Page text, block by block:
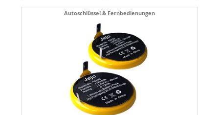
Autoschlüssel & Fernbedienungen